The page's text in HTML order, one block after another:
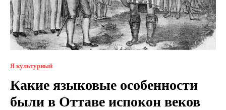
Я культурный
Какие языковые особенности
были в Оттаве испокон веков